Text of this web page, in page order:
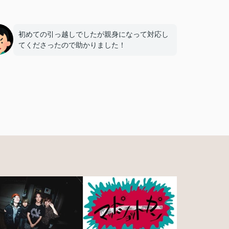
初めての引っ越しでしたが親身になって対応し
てくださったので助かりました！